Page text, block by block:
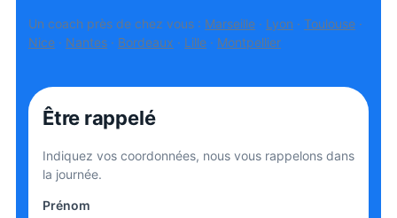
Un coach près de chez vous : Marseille · Lyon · Toulouse ·
Nice · Nantes · Bordeaux · Lille · Montpellier
Être rappelé
Indiquez vos coordonnées, nous vous rappelons dans
la journée.
Prénom